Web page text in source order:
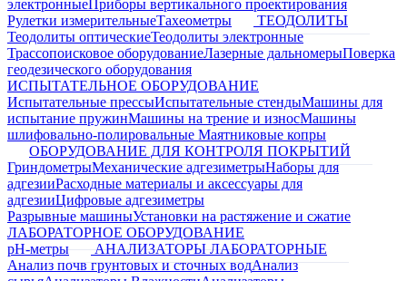
электронныеПриборы вертикального проектирования
Рулетки измерительныеТахеометры
ТЕОДОЛИТЫ
Теодолиты оптическиеТеодолиты электронные
Трассопоисковое оборудованиеЛазерные дальномерыПоверка
геодезического оборудования
ИСПЫТАТЕЛЬНОЕ ОБОРУДОВАНИЕ
Испытательные прессыИспытательные стендыМашины для
испытание пружинМашины на трение и износМашины
шлифовально-полировальные Маятниковые копры
ОБОРУДОВАНИЕ ДЛЯ КОНТРОЛЯ ПОКРЫТИЙ
ГриндометрыМеханические адгезиметрыНаборы для
адгезииРасходные материалы и аксессуары для
адгезииЦифровые адгезиметры
Разрывные машиныУстановки на растяжение и сжатие
ЛАБОРАТОРНОЕ ОБОРУДОВАНИЕ
pH-метры
АНАЛИЗАТОРЫ ЛАБОРАТОРНЫЕ
Анализ почв грунтовых и сточных водАнализ